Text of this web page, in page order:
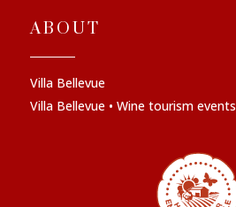
ABOUT
Villa Bellevue
Villa Bellevue • Wine tourism events